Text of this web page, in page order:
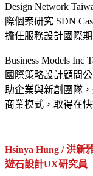
Design Network
際個案研究 SDN
擔任服務設計國際期
Business Models Inc
國際策略設計顧問
助企業與新創團隊
商業模式，取得在
Hsinya Hung / 洪新
遊石設計UX研究員